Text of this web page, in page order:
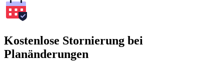
Kostenlose Stornierung bei
Planänderungen